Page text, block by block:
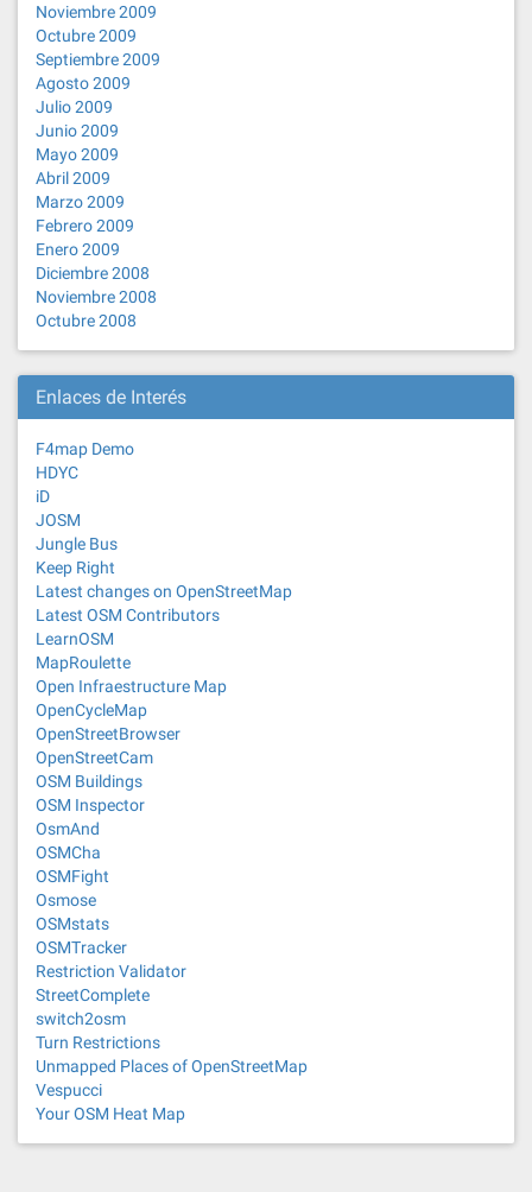
Noviembre 2009
Octubre 2009
Septiembre 2009
Agosto 2009
Julio 2009
Junio 2009
Mayo 2009
Abril 2009
Marzo 2009
Febrero 2009
Enero 2009
Diciembre 2008
Noviembre 2008
Octubre 2008
Enlaces de Interés
F4map Demo
HDYC
iD
JOSM
Jungle Bus
Keep Right
Latest changes on OpenStreetMap
Latest OSM Contributors
LearnOSM
MapRoulette
Open Infraestructure Map
OpenCycleMap
OpenStreetBrowser
OpenStreetCam
OSM Buildings
OSM Inspector
OsmAnd
OSMCha
OSMFight
Osmose
OSMstats
OSMTracker
Restriction Validator
StreetComplete
switch2osm
Turn Restrictions
Unmapped Places of OpenStreetMap
Vespucci
Your OSM Heat Map